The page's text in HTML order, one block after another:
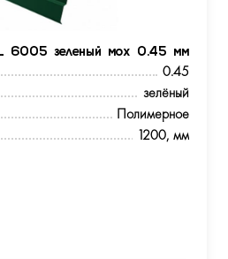
6005 зеленый мох 0.45 мм
0.45
зелёный
Полимерное
1200, мм